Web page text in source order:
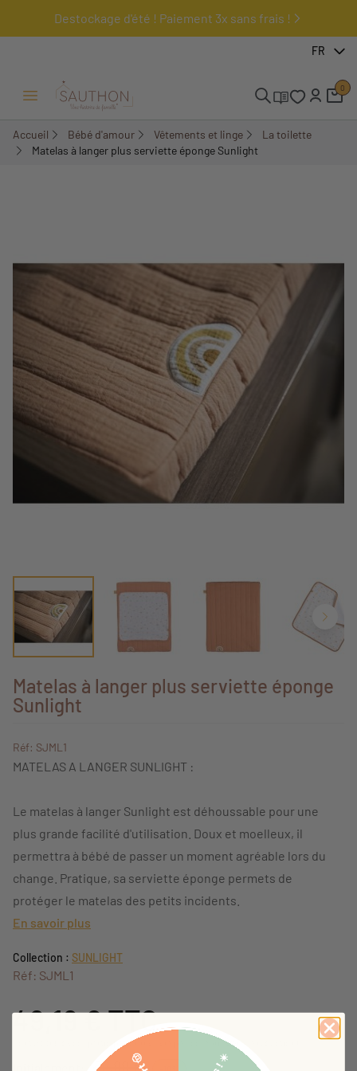
Destockage d'été ! Paiement 3x sans frais !
FR
Ouvrir/Fermer menu
0
Accueil Bébé d'amour Vêtements et linge
La toilette
Matelas à langer plus serviette éponge Sunlight
Matelas à langer plus serviette éponge
Sunlight
Réf: SJML1
MATELAS A LANGER SUNLIGHT :
Le matelas à langer Sunlight est déhoussable pour une
plus grande facilité d'utilisation. Doux et moelleux, il
permettra à bébé de passer un moment agréable lors du
change. Pratique, sa serviette éponge permets de
protéger le matelas des petits incidents.
En savoir plus
Collection : SUNLIGHT
Réf: SJML1
49,19 €TTC
Dont 2,00 € d'éco-participation (ne sera pas compris dans la réduction)
59,99 €